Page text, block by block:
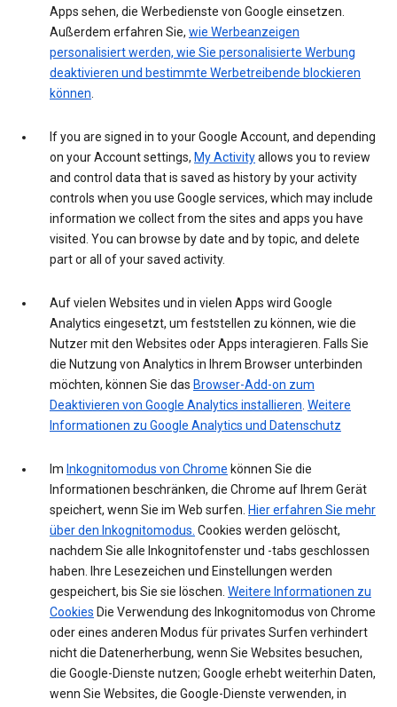
Apps sehen, die Werbedienste von Google einsetzen.
Außerdem erfahren Sie, wie Werbeanzeigen
personalisiert werden, wie Sie personalisierte Werbung
deaktivieren und bestimmte Werbetreibende blockieren
können.
If you are signed in to your Google Account, and depending
on your Account settings, My Activityallows you to review
and control data that is saved as history by your activity
controls when you use Google services, which may include
information we collect from the sites and apps you have
visited. You can browse by date and by topic, and delete
part or all of your saved activity.
Auf vielen Websites und in vielen Apps wird Google
Analytics eingesetzt, um feststellen zu können, wie die
Nutzer mit den Websites oder Apps interagieren. Falls Sie
die Nutzung von Analytics in Ihrem Browser unterbinden
möchten, können Sie das Browser-Add-on zum
Deaktivieren von Google Analytics installieren. Weitere
Informationen zu Google Analytics und Datenschutz
Im Inkognitomodus von Chrome können Sie die
Informationen beschränken, die Chrome auf Ihrem Gerät
speichert, wenn Sie im Web surfen. Hier erfahren Sie mehr
über den Inkognitomodus. Cookies werden gelöscht,
nachdem Sie alle Inkognitofenster und -tabs geschlossen
haben. Ihre Lesezeichen und Einstellungen werden
gespeichert, bis Sie sie löschen. Weitere Informationen zu
Cookies Die Verwendung des Inkognitomodus von Chrome
oder eines anderen Modus für privates Surfen verhindert
nicht die Datenerherbung, wenn Sie Websites besuchen,
die Google-Dienste nutzen; Google erhebt weiterhin Daten,
wenn Sie Websites, die Google-Dienste verwenden, in